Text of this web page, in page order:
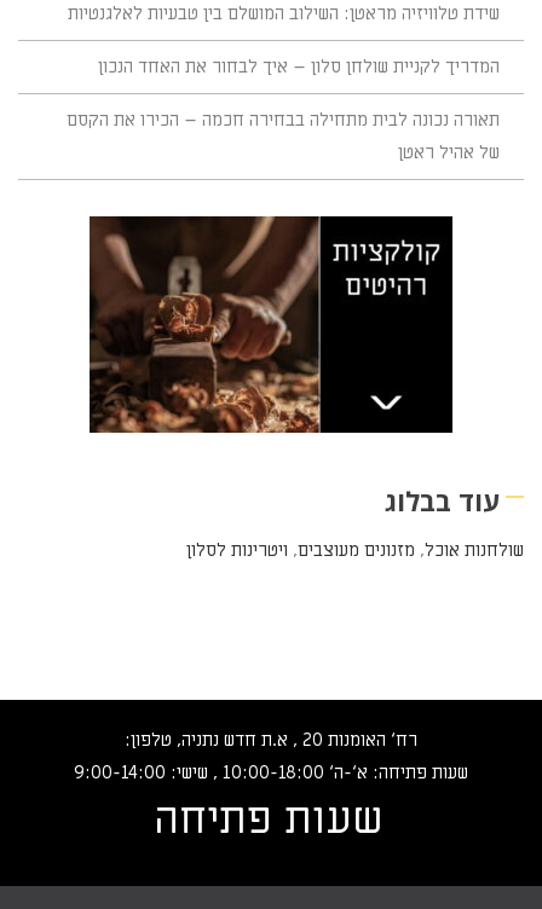
שידת טלוויזיה מראטן: השילוב המושלם בין טבעיות לאלגנטיות
המדריך לקניית שולחן סלון – איך לבחור את האחד הנכון
תאורה נכונה לבית מתחילה בבחירה חכמה – הכירו את הקסם
של אהיל ראטן
עוד בבלוג
שולחנות אוכל, מזנונים מעוצבים, ויטרינות לסלון
רח‘ האומנות 20 , א.ת חדש נתניה, טלפון:
שעות פתיחה: א‘-ה‘ 10:00-18:00 , שישי: 9:00-14:00
שעות פתיחה